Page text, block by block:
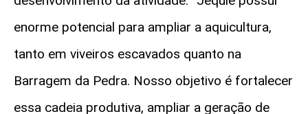
enorme potencial para ampliar a aquicultura,
tanto em viveiros escavados quanto na
Barragem da Pedra. Nosso objetivo é fortalecer
essa cadeia produtiva, ampliar a geração de